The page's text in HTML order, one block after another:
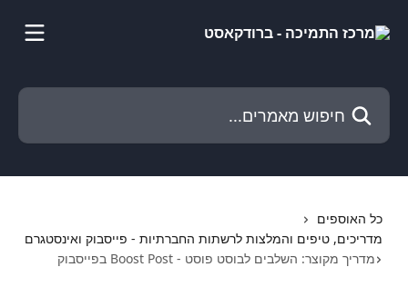
חיפוש מאמרים...
כל האוספים
מדריכים, טיפים והמלצות לרשתות החברתיות - פייסבוק ואינסטגרם
מדריך מקוצר: השלבים לבוסט פוסט - Boost Post בפייסבוק